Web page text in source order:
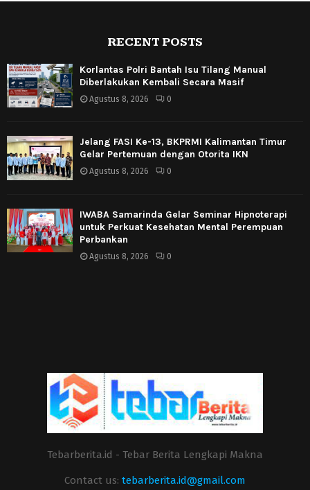
RECENT POSTS
Korlantas Polri Bantah Isu Tilang Manual
Diberlakukan Kembali Secara Masif
Agustus 8, 2026 0
Jelang FASI Ke-13, BKPRMI Kalimantan Timur
Gelar Pertemuan dengan Otorita IKN
Agustus 8, 2026 0
IWABA Samarinda Gelar Seminar Hipnoterapi
untuk Perkuat Kesehatan Mental Perempuan
Perbankan
Agustus 8, 2026 0
Tebarberita.id - Tebar Berita Lengkapi Makna
Contact us: tebarberita.id@gmail.com